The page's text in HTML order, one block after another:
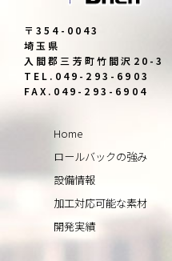
〒354-0043
埼玉県
入間郡三芳町竹間沢20-3
TEL.049-293-6903
FAX.049-293-6904
Home
ロールバックの強み
設備情報
加工対応可能な素材
開発実績